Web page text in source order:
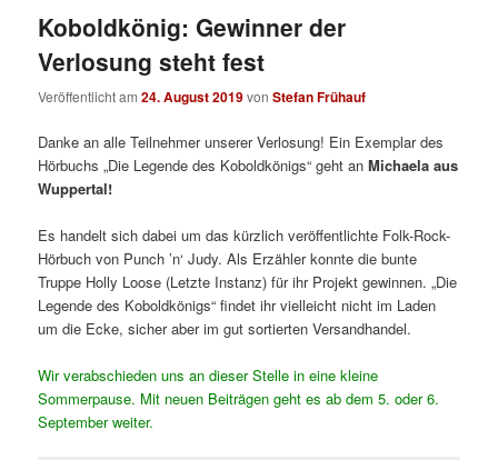
Koboldkönig: Gewinner der
Verlosung steht fest
Veröffentlicht am24. August 2019vonStefan Frühauf
Danke an alle Teilnehmer unserer Verlosung! Ein Exemplar des
Hörbuchs „Die Legende des Koboldkönigs“ geht anMichaela aus
Wuppertal!
Es handelt sich dabei um das kürzlich veröffentlichte Folk-Rock-
Hörbuch von Punch ’n‘ Judy. Als Erzähler konnte die bunte
Truppe Holly Loose (Letzte Instanz) für ihr Projekt gewinnen. „Die
Legende des Koboldkönigs“ findet ihr vielleicht nicht im Laden
um die Ecke, sicher aber im gut sortierten Versandhandel.
Wir verabschieden uns an dieser Stelle in eine kleine
Sommerpause. Mit neuen Beiträgen geht es ab dem 5. oder 6.
September weiter.